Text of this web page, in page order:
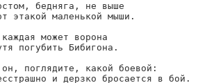
бедняга, не выше
этакой маленькой мыши.
может ворона
погубить Бибигона.
поглядите, какой боевой:
и дерзко бросается в бой.